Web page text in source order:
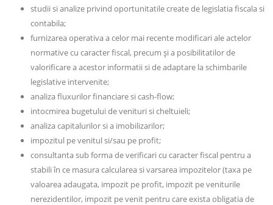
studii si analize privind oportunitatile create de legislatia fiscala si
contabila;
furnizarea operativa a celor mai recente modificari ale actelor
normative cu caracter fiscal, precum şi a posibilitatilor de
valorificare a acestor informatii si de adaptare la schimbarile
legislative intervenite;
analiza fluxurilor financiare si cash-flow;
intocmirea bugetului de venituri si cheltuieli;
analiza capitalurilor si a imobilizarilor;
impozitul pe venitul si/sau pe profit;
consultanta sub forma de verificari cu caracter fiscal pentru a
stabili în ce masura calcularea si varsarea impozitelor (taxa pe
valoarea adaugata, impozit pe profit, impozit pe veniturile
nerezidentilor, impozit pe venit pentru care exista obligatia de